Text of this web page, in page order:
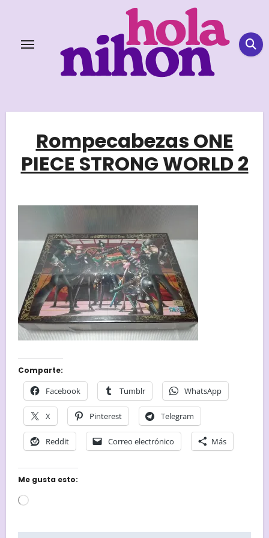
content
Rompecabezas ONE
PIECE STRONG WORLD 2
Comparte:
Facebook Tumblr WhatsApp
X Pinterest Telegram
Reddit Correo electrónico Más
Me gusta esto:
Cargando...